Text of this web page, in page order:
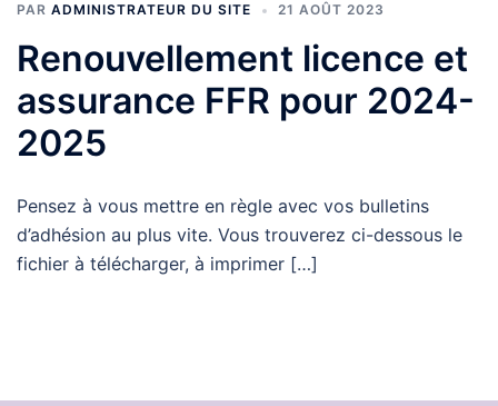
PAR ADMINISTRATEUR DU SITE 21 AOÛT 2023
Renouvellement licence et
assurance FFR pour 2024-
2025
Pensez à vous mettre en règle avec vos bulletins
d’adhésion au plus vite. Vous trouverez ci-dessous le
fichier à télécharger, à imprimer […]